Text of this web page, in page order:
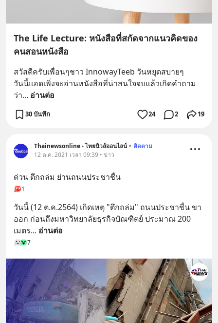
The Life Lecture: หนังสือที่สกัดจากแนวคิดของ
คนสอนหนังสือ
สวัสดีครับเพื่อนๆชาว InnowayTeeb วันหยุดสบายๆ
วันนี้แอดเพิ่งจะอ่านหนังสือที่น่าสนใจจบแล้วเกิดคำถาม
ว่า... อ่านต่อ
30 บันทึก 24 2 19
Thainewsonline - ไทยนิวส์ออนไลน์ • ติดตาม
12 ต.ค. 2021 เวลา 09:39 • ข่าว
ด่วน ตึกถล่ม ย่านถนนประชาชื่น
1
วันนี้ (12 ต.ค.2564) เกิดเหตุ "ตึกถล่ม" ถนนประชาชื่น ขา
ออก ก่อนถึงมหาวิทยาลัยธุรกิจบัณฑิตย์ ประมาณ 200
เมตร... อ่านต่อ
7